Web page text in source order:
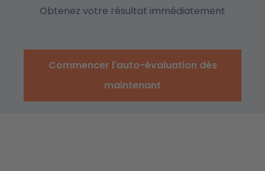
Obtenez votre résultat immédiatement
Commencer l'auto-évaluation dès
maintenant